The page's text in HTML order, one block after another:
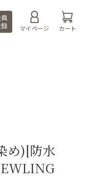
マイページ カート
め)[防水